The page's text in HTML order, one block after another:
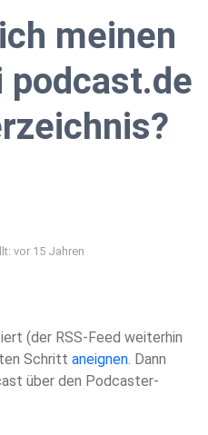
meinen
podcast.de
vor 15 Jahren
(der RSS-Feed weiterhin
Schritt aneignen. Dann
über den Podcaster-